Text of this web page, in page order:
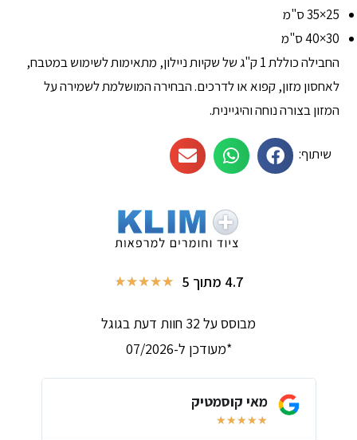
25×35 ס"מ
30×40 ס"מ
החבילה כוללת 1 ק"ג של שקיות ניילון, מתאימות לשימוש במטבח,
לאחסון מזון, קפוא או לדרכים. הבחירה המושלמת לשמירה על
המזון בצורה נוחה והיגיינית.
שיתוף:
4.7 מתוך 5 ★
★
★
★
★
מבוסס על 32 חוות דעת בגוגל
*מעודכן ל-07/2026
מאי קוסמטיק
★
★
★
★
★